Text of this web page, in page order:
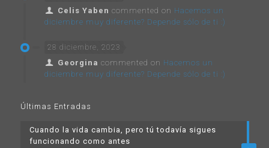
Celis Yaben commented on Hacemos un
diciembre muy diferente? Depende sólo de ti :)
28 diciembre, 2023
Georgina commented on Hacemos un
diciembre muy diferente? Depende sólo de ti :)
Últimas Entradas
Cuando la vida cambia, pero tú todavía sigues
funcionando como antes